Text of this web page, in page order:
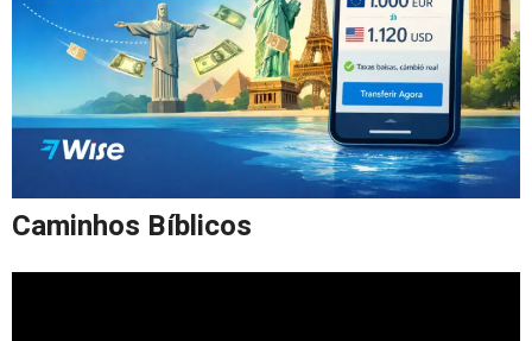
Caminhos Bíblicos